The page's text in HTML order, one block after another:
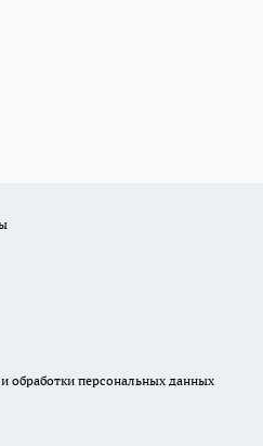
обработки персональных данных